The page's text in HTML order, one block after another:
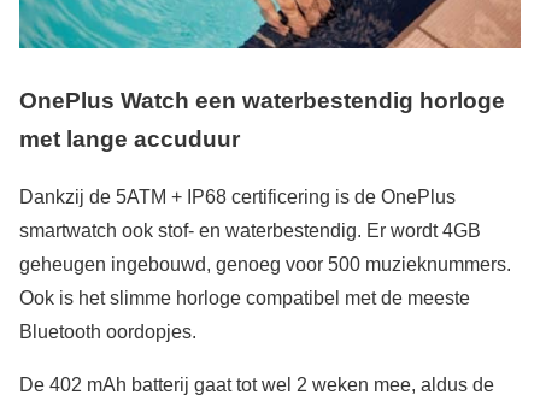
OnePlus Watch een waterbestendig horloge
met lange accuduur
Dankzij de 5ATM + IP68 certificering is de OnePlus
smartwatch ook stof- en waterbestendig. Er wordt 4GB
geheugen ingebouwd, genoeg voor 500 muzieknummers.
Ook is het slimme horloge compatibel met de meeste
Bluetooth oordopjes.
De 402 mAh batterij gaat tot wel 2 weken mee, aldus de